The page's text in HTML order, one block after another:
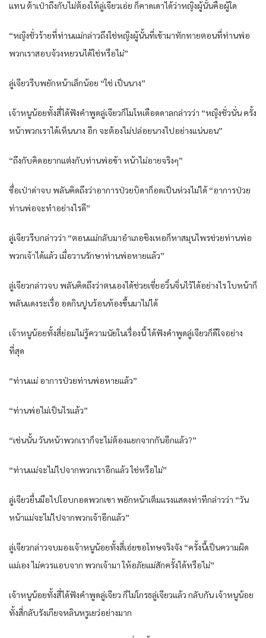
แทน ต้าเป่าถึงกับไม่ต้องให้ลู่เจียวเอ่ย ก็คาดเดาได้ว่าหญิงผู้นั้นคือผู้ใด
“หญิงชั่วร้ายที่ท่านแม่กล่าวถึงใช่หญิงผู้นั้นที่เข้ามาทักทายตอนที่ท่านพ่อ
พวกเราสอบจ้วงหยวนได้ใช่หรือไม่”
ลู่เจียวรีบพยักหน้าเล็กน้อย “ใช่ เป็นนาง”
เจ้าหนูน้อยทั้งสี่ได้ฟังคำพูดลู่เจียวก็โมโหเดือดดาลกล่าวว่า “หญิงชั่วนั่น ครั้ง
หน้าพวกเราได้เห็นนาง อีก จะต้องไม่ปล่อยนางไปอย่างแน่นอน”
“ถึงกับคิดอยากแต่งกับท่านพ่อข้า หน้าไม่อายจริงๆ”
ซื่อเป่าด่าจบ พลันคิดถึงว่าอาการป่วยบิดาก็อดเป็นห่วงไม่ได้ “อาการป่วย
ท่านพ่อจะทำอย่างไรดี”
ลู่เจียวรีบกล่าวว่า “ตอนแม่กลับมาอำเภอชิงเหอก็หาสมุนไพรช่วยท่านพ่อ
พวกเจ้าได้แล้ว เมื่อวานรักษาท่านพ่อหายแล้ว”
ลู่เจียวกล่าวจบ พลันคิดถึงว่าตนเองได้ช่วยเซี่ยอวิ๋นจิ่นไว้ได้อย่างไร ใบหน้าก็
พลันแดงระเรื่อ อดกินปูนร้อนท้องขึ้นมาไม่ได้
เจ้าหนูน้อยทั้งสี่ย่อมไม่รู้ความนัยในเรื่องนี้ ได้ฟังคำพูดลู่เจียวก็ดีใจอย่าง
ที่สุด
“ท่านแม่ อาการป่วยท่านพ่อหายแล้ว”
“ท่านพ่อไม่เป็นไรแล้ว”
“เช่นนั้น วันหน้าพวกเราก็จะไม่ต้องแยกจากกันอีกแล้ว?”
“ท่านแม่จะไม่ไปจากพวกเราอีกแล้ว ใช่หรือไม่”
ลู่เจียวยื่นมือไปโอบกอดพวกเขา พยักหน้าเต็มแรงแสดงท่าทีกล่าวว่า “วัน
หน้าแม่จะไม่ไปจากพวกเจ้าอีกแล้ว”
ลู่เจียวกล่าวจบมองเจ้าหนูน้อยทั้งสี่เอ่ยขอโทษจริงจัง “ครั้งนี้เป็นความผิด
แม่เอง ไม่ควรแอบจาก พวกเจ้ามา ให้อภัยแม่สักครั้งได้หรือไม่”
เจ้าหนูน้อยทั้งสี่ได้ฟังคำพูดลู่เจียว ก็ไม่โกรธลู่เจียวแล้ว กลับกัน เจ้าหนูน้อย
ทั้งสี่กลับรังเกียจหลินหรูเยว่อย่างมาก